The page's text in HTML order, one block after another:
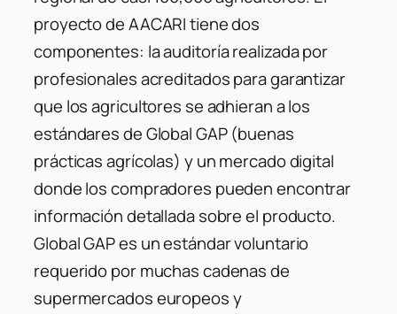
proyecto de AACARI tiene dos
componentes: la auditoría realizada por
profesionales acreditados para garantizar
que los agricultores se adhieran a los
estándares de Global GAP (buenas
prácticas agrícolas) y un mercado digital
donde los compradores pueden encontrar
información detallada sobre el producto.
Global GAP es un estándar voluntario
requerido por muchas cadenas de
supermercados europeos y